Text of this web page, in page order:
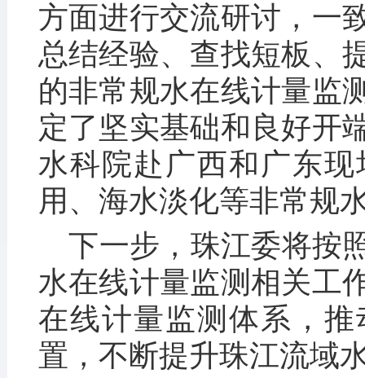
方面进行交流研讨，一
总结经验、查找短板、
的非常规水在线计量监
定了坚实基础和良好开
水科院赴广西和广东
用、海水淡化等非常规
下一步，珠江委将按
水在线计量监测相关工
在线计量监测体系，
置，不断提升珠江流域